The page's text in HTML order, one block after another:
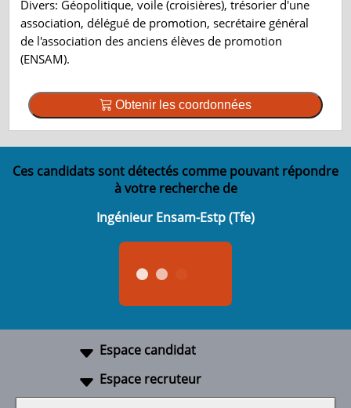
Divers: Géopolitique, voile (croisières), trésorier d'une
association, délégué de promotion, secrétaire général
de l'association des anciens élèves de promotion
(ENSAM).
Obtenir les coordonnées
Ces candidats sont détectés comme pouvant répondre
à votre recherche de
Ingénieur Ensam-Estp (Tfe)
Espace candidat
Espace recruteur